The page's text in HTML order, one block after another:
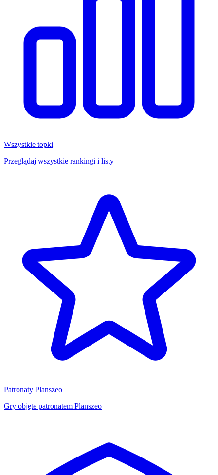
Wszystkie topki
Przeglądaj wszystkie rankingi i listy
Patronaty Planszeo
Gry objęte patronatem Planszeo